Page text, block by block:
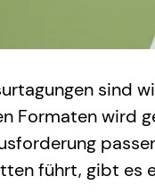
sind
Formaten wird
führt, gibt es